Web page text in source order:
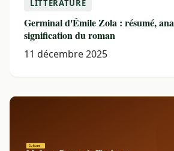
LITTÉRATURE
Germinal d'Émile Zola : résumé,
signification du roman
11 décembre 2025